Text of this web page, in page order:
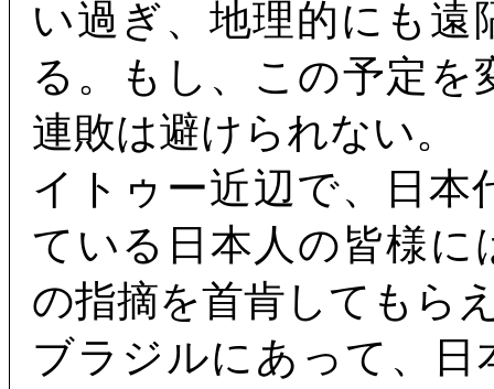
い過ぎ、地理的にも
る。もし、この予定
連敗は避けられない。
イトゥー近辺で、日
ている日本人の皆様に
の指摘を首肯してもら
ブラジルにあって、